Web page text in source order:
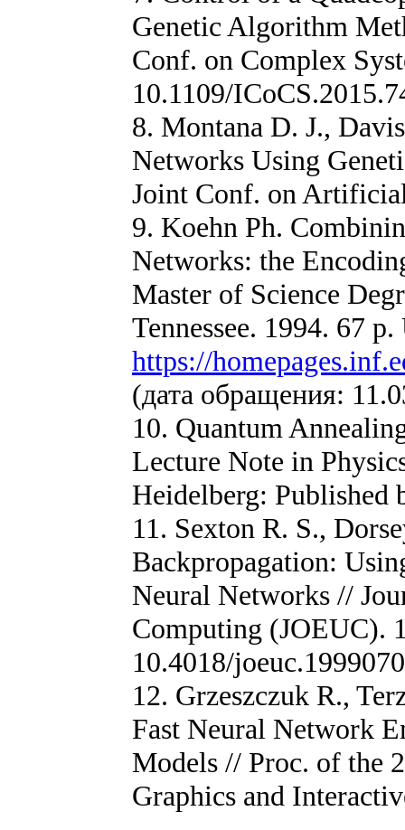
Genetic Algorithm
Conf. on Complex
10.1109/
8. Montana D. J.,
Networks Using
Joint Conf. on
9. Koehn Ph.
Networks: the
Master of Science
Tennessee. 1994. 67
https://
(дата обращения:
10. Quantum
Lecture Note in
Heidelberg: Published
11. Sexton R. S.,
Backpropagation:
Neural Networks //
Computing (JOEUC).
10.4018/
12. Grzeszczuk R.,
Fast Neural Network
Models // Proc. of the
Graphics and